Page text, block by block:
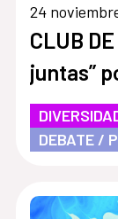
24
CLUB
juntas”
DEBATE /